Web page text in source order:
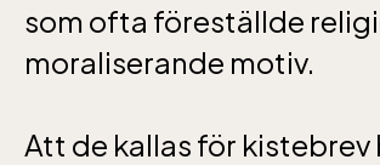
som ofta föreställde
moraliserande motiv.
Att de kallas för kistebrev